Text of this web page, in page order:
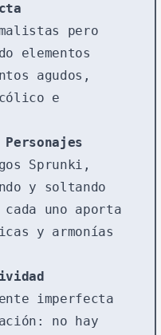
pero
elementos
agudos,
e
Sprunki,
y soltando
uno aporta
y armonías
imperfecta
no hay